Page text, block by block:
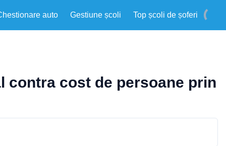
auto Gestiune școli Top școli de șoferi
contra cost de persoane prin